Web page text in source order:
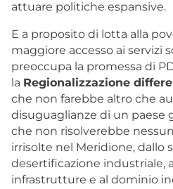
attuare politiche espansive.
E a proposito di lotta alla
maggiore accesso ai servizi
preoccupa la promessa di
la Regionalizzazione
che non farebbe altro che
disuguaglianze di un paese
che non risolverebbe
irrisolte nel Meridione, dallo
desertificazione industriale,
infrastrutture e al dominio